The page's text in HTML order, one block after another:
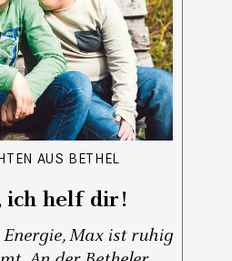
AUS BETHEL
ich helf dir!
Max ist ruhig